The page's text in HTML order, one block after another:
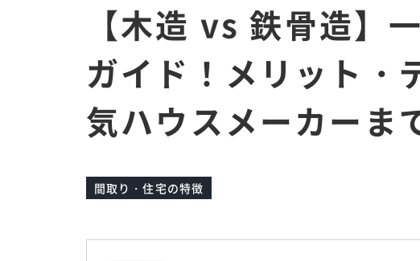
【木造 vs 鉄骨造】
ガイド！メリット・
気ハウスメーカーま
間取り・住宅の特徴